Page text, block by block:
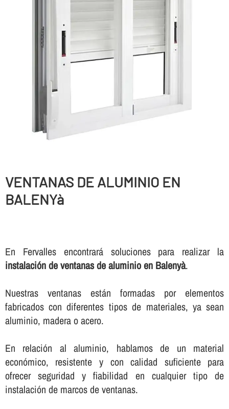
VENTANAS DE ALUMINIO EN
BALENYà
En Fervalles encontrará soluciones para realizar la
instalación de ventanas de aluminio en Balenyà.
Nuestras ventanas están formadas por elementos
fabricados con diferentes tipos de materiales, ya sean
aluminio, madera o acero.
En relación al aluminio, hablamos de un material
económico, resistente y con calidad suficiente para
ofrecer seguridad y fiabilidad en cualquier tipo de
instalación de marcos de ventanas.